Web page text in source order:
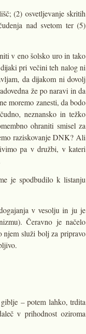
(2) osvetljevanje skritih
nad svetom ter (5)
v eno šolsko uro in tako
pri večini teh nalog ni
da dijakom ni dovolj
že po naravi in da
moremo zanesti, da bodo
neznansko in težko
ohraniti smisel za
raziskovanje DNK? Ali
pa v družbi, v kateri
je spodbudilo k listanju
v vesolju in ju je
Čeravno je načelo
njem služi bolj za pripravo
– potem lahko, trdita
v prihodnost oziroma